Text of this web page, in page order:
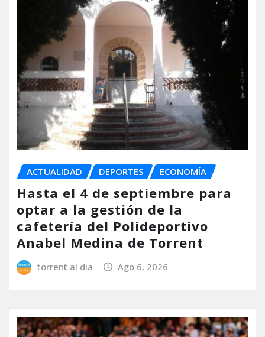
ACTUALIDAD DEPORTES ECONOMÍA
Hasta el 4 de septiembre para
optar a la gestión de la
cafetería del Polideportivo
Anabel Medina de Torrent
torrent al dia Ago 6, 2026